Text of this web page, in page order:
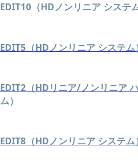
EDIT10（HDノンリニア システム
EDIT5（HDノンリニア システム
EDIT2（HDリニア/ノンリニア
ム）
EDIT8（HDノンリニア システム